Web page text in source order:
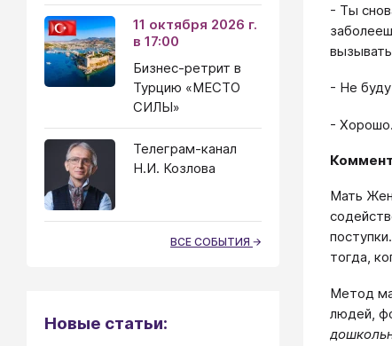
- Ты
- Не
-
Мать
тогда,
Метод
людей,
11 октября 2026 г.
в 17:00
Бизнес-ретрит в
Турцию «МЕСТО
СИЛЫ»
Телеграм-канал
Н.И. Козлова
ВСЕ СОБЫТИЯ
Новые статьи: